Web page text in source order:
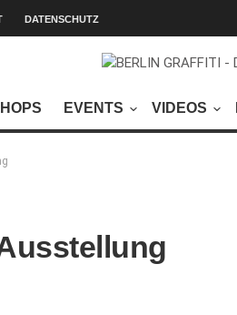
DATENSCHUTZ
EVENTS VIDEOS